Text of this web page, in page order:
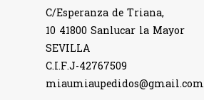
C/Esperanza de Triana,
10 41800 Sanlucar la Mayor
SEVILLA
C.I.F.J-42767509
miaumiaupedidos@gmail.com